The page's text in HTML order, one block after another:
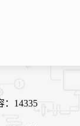
14335